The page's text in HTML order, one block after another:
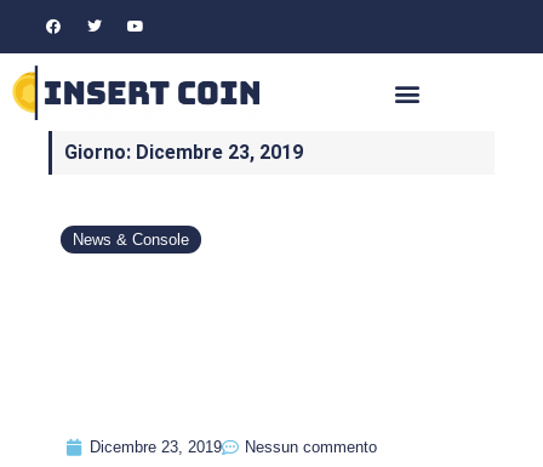
Giorno: Dicembre 23, 2019
News & Console
Dicembre 23, 2019 Nessun commento